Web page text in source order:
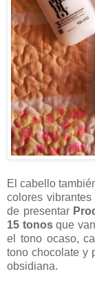
El cabello
colores
de presentar
15 tonosque
el tono ocaso,
tono chocolate y
obsidiana.